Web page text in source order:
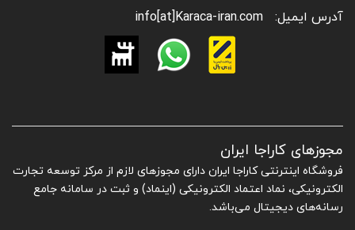
آدرس ایمیل:
info[at]Karaca-iran.com
مجوزهای کاراجا ایران
فروشگاه اینترنتی کاراجا ایران دارای مجوزهای لازم از مرکز توسعه تجارت
الکترونیکی، نماد اعتماد الکترونیکی (اینماد) و ثبت در سامانه جامع
رسانه‌های دیجیتال می‌باشد.